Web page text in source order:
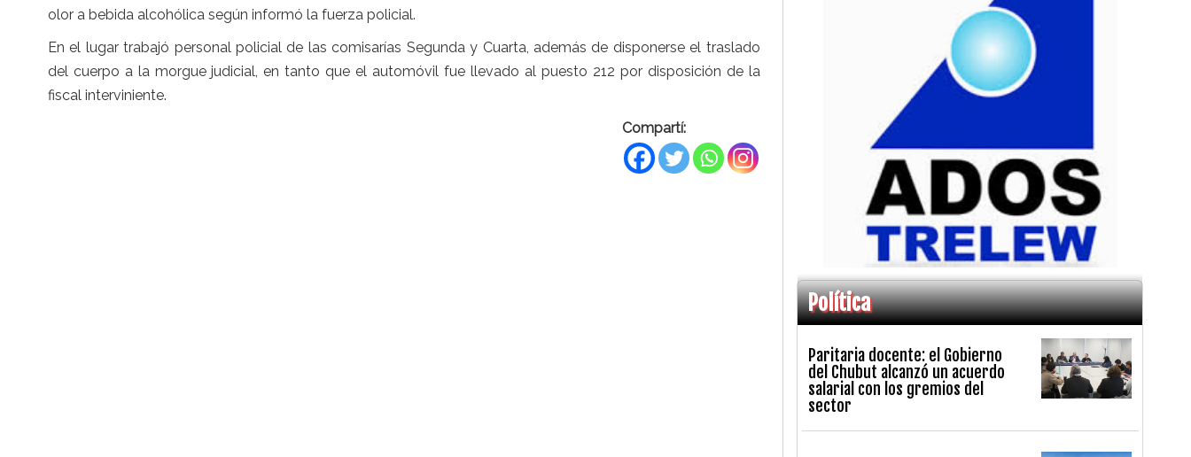
olor a bebida alcohólica según informó la fuerza policial.
En el lugar trabajó personal policial de las comisarías Segunda y Cuarta, además de disponerse el traslado
del cuerpo a la morgue judicial, en tanto que el automóvil fue llevado al puesto 212 por disposición de la
fiscal interviniente.
Compartí:
Política
Paritaria docente: el Gobierno
del Chubut alcanzó un acuerdo
salarial con los gremios del
sector